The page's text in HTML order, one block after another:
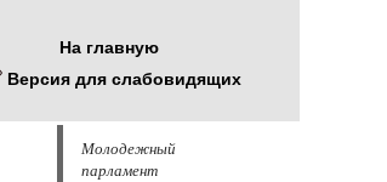
На главную
Версия для слабовидящих
Молодежный
парламент